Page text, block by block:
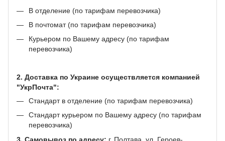
В отделение (по тарифам перевозчика)
В почтомат (по тарифам перевозчика)
Курьером по Вашему адресу (по тарифам
перевозчика)
2. Доставка по Украине осуществляется компанией
"УкрПочта":
Стандарт в отделение (по тарифам перевозчика)
Стандарт курьером по Вашему адресу (по тарифам
перевозчика)
3. Самовывоз по адресу: г. Полтава, ул. Героев-